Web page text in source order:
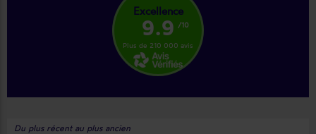
Excellence
9.9 /10
Plus de 210 000 avis
Du plus récent au plus ancien